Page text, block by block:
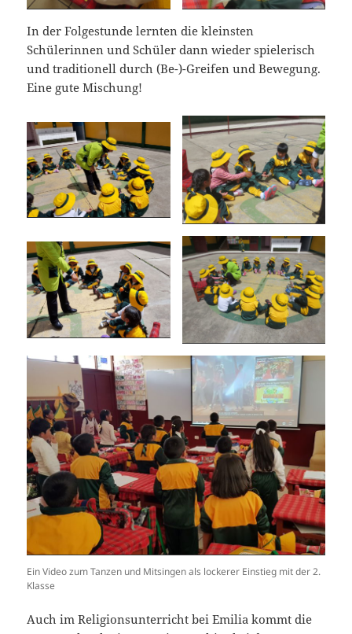
In der Folgestunde lernten die kleinsten
Schülerinnen und Schüler dann wieder spielerisch
und traditionell durch (Be-)-Greifen und Bewegung.
Eine gute Mischung!
Ein Video zum Tanzen und Mitsingen als lockerer Einstieg mit der 2.
Klasse
Auch im Religionsunterricht bei Emilia kommt die